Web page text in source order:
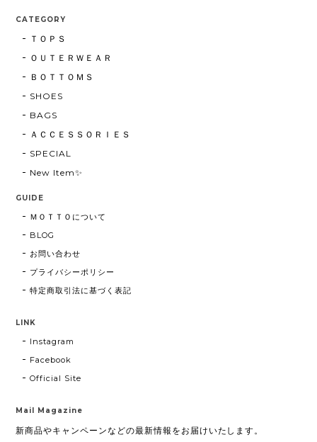
CATEGORY
ＴＯＰＳ
ＯＵＴＥＲＷＥＡＲ
ＢＯＴＴＯＭＳ
SHOES
BAGS
ＡＣＣＥＳＳＯＲＩＥＳ
SPECIAL
New Item✨
GUIDE
ＭＯＴＴＯについて
BLOG
お問い合わせ
プライバシーポリシー
特定商取引法に基づく表記
LINK
Instagram
Facebook
Official Site
Mail Magazine
新商品やキャンペーンなどの最新情報をお届けいたします。